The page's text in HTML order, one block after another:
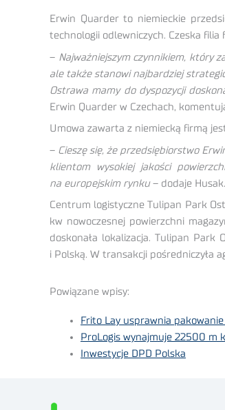
Erwin Quarder to niemieckie
technologii odlewniczych. Czeska
– Najważniejszym czynnikiem, który
ale także stanowi najbardziej
Ostrawa mamy do dyspozycji
Erwin Quarder w Czechach,
Umowa zawarta z niemiecką firmą
– Cieszę się, że przedsiębiorstwo
klientom wysokiej jakości
na europejskim rynku – dodaje Husak.
Centrum logistyczne Tulipan Park
kw nowoczesnej powierzchni
doskonała lokalizacja. Tulipan Park
i Polską. W transakcji pośredniczyła
Powiązane wpisy:
Frito Lay usprawnia
ProLogis wynajmuje 22500 m
Inwestycje DPD Polska